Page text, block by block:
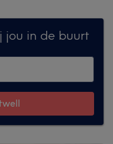
jou in de buurt